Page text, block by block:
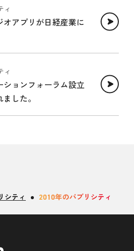
ィ
アプリが日経産業に
ィ
ションフォーラム設立
した。
シティ 2010年のパブリシティ